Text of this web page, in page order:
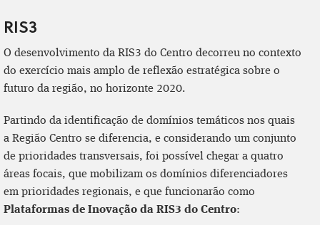
RIS3
O desenvolvimento da RIS3 do Centro decorreu no contexto
do exercício mais amplo de reflexão estratégica sobre o
futuro da região, no horizonte 2020.
Partindo da identificação de domínios temáticos nos quais
a Região Centro se diferencia, e considerando um conjunto
de prioridades transversais, foi possível chegar a quatro
áreas focais, que mobilizam os domínios diferenciadores
em prioridades regionais, e que funcionarão como
Plataformas de Inovação da RIS3 do Centro: